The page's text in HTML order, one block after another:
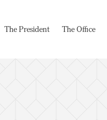
The President The Office